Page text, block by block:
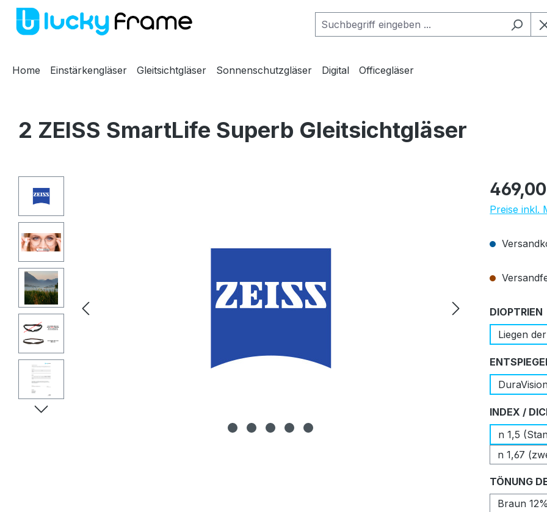
Hauptinhalt springen
Zur Suche springen
Zur Hauptnavigation springen
Home Einstärkengläser Gleitsichtgläser Sonnenschutzgläser Digital Officegläser
2 ZEISS SmartLife Superb Gleitsichtgläser
Regulärer
Preise inkl.
DIOPTRIEN
Liegen
INDEX /
n 1,5
n 1,67
TÖNUNG
Braun 12%